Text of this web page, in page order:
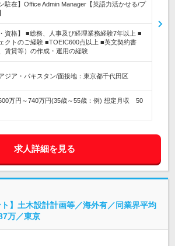
駐在】Office Admin Manager【英語力活かせる/プ
資格】 ■総務、人事及び経理業務経験7年以上 ■
クトのご経験 ■TOEIC600点以上 ■英文契約書
賃貸等）の作成・運用の経験
ジア・パキスタン/面接地：東京都千代田区
万円～740万円(35歳～55歳：例) 想定月収 50
求人詳細を見る
ト】土木設計計画等／海外有／同業界平均
万／東京